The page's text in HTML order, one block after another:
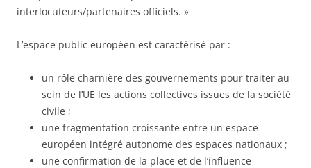
interlocuteurs/partenaires officiels. »
L’espace public européen est caractérisé par :
un rôle charnière des gouvernements pour traiter au
sein de l’UE les actions collectives issues de la société
civile ;
une fragmentation croissante entre un espace
européen intégré autonome des espaces nationaux ;
une confirmation de la place et de l’influence